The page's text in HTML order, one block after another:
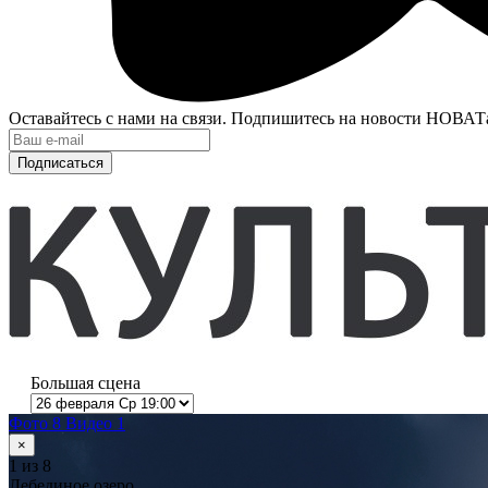
Оставайтесь с нами на связи. Подпишитесь на новости
Подписаться
Большая сцена
Фото 8 Видео 1
×
1 из 8